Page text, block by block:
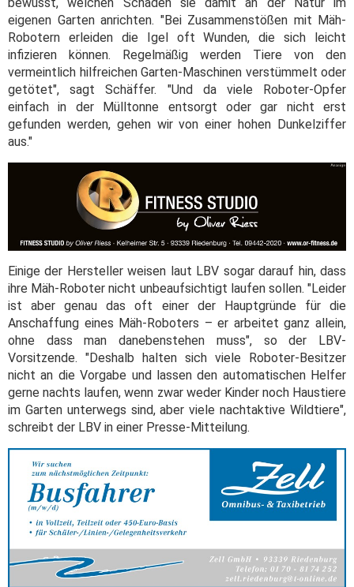
eigenen Garten anrichten. "Bei Zusammenstößen mit Mäh-
Robotern erleiden die Igel oft Wunden, die sich leicht
infizieren können. Regelmäßig werden Tiere von den
vermeintlich hilfreichen Garten-Maschinen verstümmelt oder
getötet", sagt Schäffer. "Und da viele Roboter-Opfer
einfach in der Mülltonne entsorgt oder gar nicht erst
gefunden werden, gehen wir von einer hohen Dunkelziffer
aus."
Einige der Hersteller weisen laut LBV sogar darauf hin, dass
ihre Mäh-Roboter nicht unbeaufsichtigt laufen sollen. "Leider
ist aber genau das oft einer der Hauptgründe für die
Anschaffung eines Mäh-Roboters – er arbeitet ganz allein,
ohne dass man danebenstehen muss", so der LBV-
Vorsitzende. "Deshalb halten sich viele Roboter-Besitzer
nicht an die Vorgabe und lassen den automatischen Helfer
gerne nachts laufen, wenn zwar weder Kinder noch Haustiere
im Garten unterwegs sind, aber viele nachtaktive Wildtiere",
schreibt der LBV in einer Presse-Mitteilung.